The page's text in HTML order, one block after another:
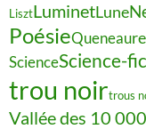
LisztLuminetLune
PoésieQueneau
ScienceScience-
trou noirtrous
Vallée des 10